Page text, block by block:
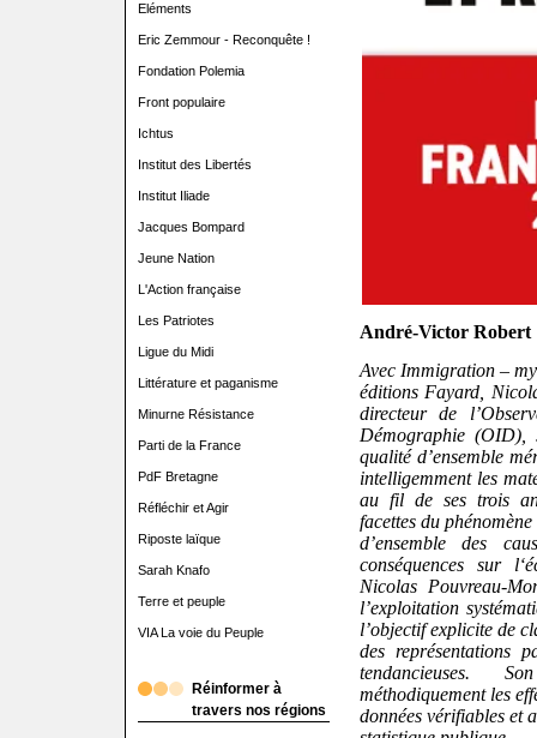
Eléments
Eric Zemmour - Reconquête !
Fondation Polemia
Front populaire
Ichtus
Institut des Libertés
Institut Iliade
Jacques Bompard
Jeune Nation
L'Action française
Les Patriotes
Ligue du Midi
Littérature et paganisme
Minurne Résistance
Parti de la France
PdF Bretagne
Réfléchir et Agir
Riposte laïque
Sarah Knafo
Terre et peuple
VIA La voie du Peuple
Réinformer à
travers nos régions
André-Victor Robert
Avec Immigration –
éditions Fayard,
directeur de
Démographie
qualité d’ensemble
intelligemment les
au fil de ses trois
facettes du
d’ensemble des
conséquences sur
Nicolas Pouvreau-
l’exploitation
l’objectif explicite de
des représentations
tendancieuses.
méthodiquement les
données vérifiables et